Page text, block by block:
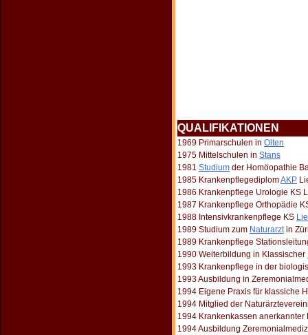
QUALIFIKATIONEN
1969 Primarschulen in Olten
1975 Mittelschulen in Stans
1981 Studium der Homöopathie
1985 KrankenpflegediplomAKP
1986 Krankenpflege Urologie KS
1987 Krankenpflege Orthopädie
1988 Intensivkrankenpflege KS
1989 Studium zum Naturarzt in
1989 Krankenpflege
1990 Weiterbildung in Klassischer
1993 Krankenpflege in der
1993 Ausbildung in
1994 Eigene Praxis für klassiche
1994 Mitglied der
1994 Krankenkassen
1994 Ausbildung